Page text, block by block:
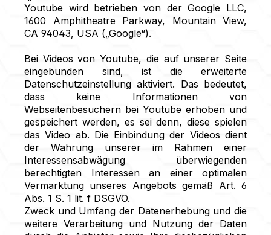
Youtube wird betrieben von der Google LLC,
1600 Amphitheatre Parkway, Mountain View,
CA 94043, USA („Google“).
Bei Videos von Youtube, die auf unserer Seite
eingebunden sind, ist die erweiterte
Datenschutzeinstellung aktiviert. Das bedeutet,
dass keine Informationen von
Webseitenbesuchern bei Youtube erhoben und
gespeichert werden, es sei denn, diese spielen
das Video ab. Die Einbindung der Videos dient
der Wahrung unserer im Rahmen einer
Interessensabwägung überwiegenden
berechtigten Interessen an einer optimalen
Vermarktung unseres Angebots gemäß Art. 6
Abs. 1 S. 1 lit. f DSGVO.
Zweck und Umfang der Datenerhebung und die
weitere Verarbeitung und Nutzung der Daten